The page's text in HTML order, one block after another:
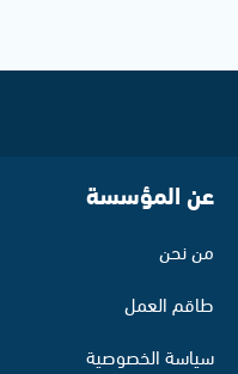
عن المؤسسة
من نحن
طاقم العمل
سياسة الخصوصية